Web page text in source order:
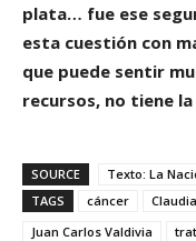
plata… fue ese
esta cuestión con
que puede sentir
recursos, no tiene
SOURCE
Texto: La
TAGS
cáncer
Juan Carlos Valdivia